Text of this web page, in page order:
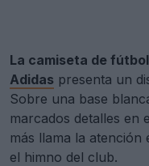
La camiseta de
Adidas presenta un
Sobre una base
marcados detalles en
más llama la
el himno del club.